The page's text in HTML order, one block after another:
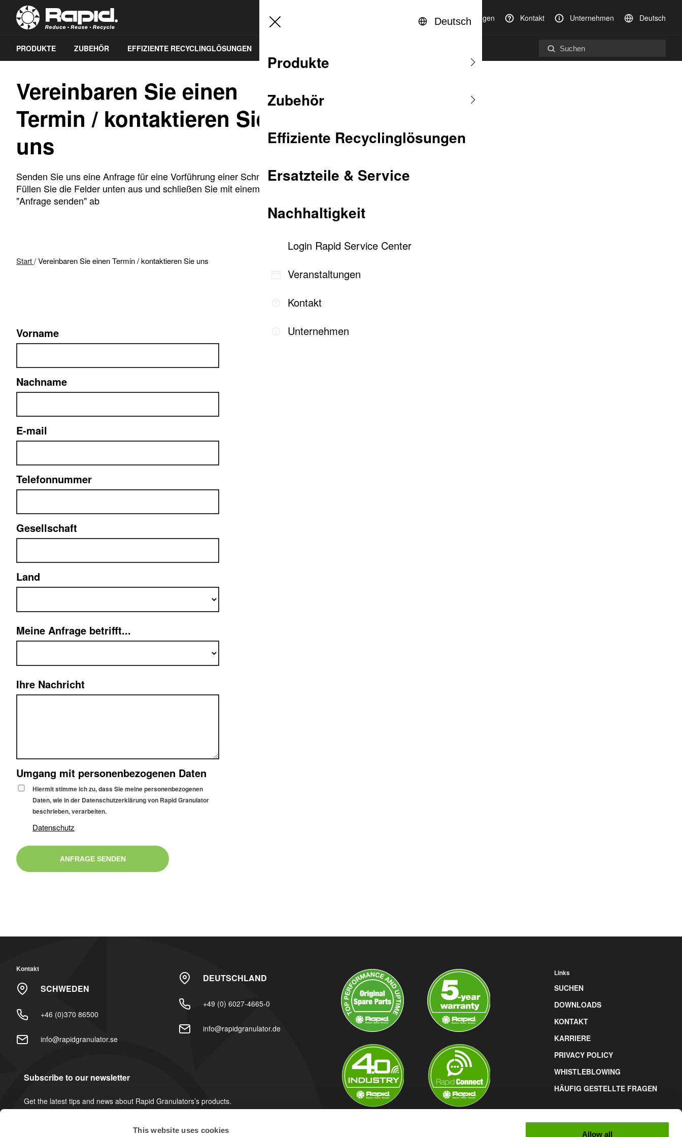
This website uses cookies Allow all
Veranstaltungen Kontakt Unternehmen Deutsch
PRODUKTE ZUBEHÖR EFFIZIENTE RECYCLINGLÖSUNGEN
Deutsch
Produkte
Zubehör
Effiziente Recyclinglösungen
Ersatzteile & Service
Nachhaltigkeit
Login Rapid Service Center
Veranstaltungen
Kontakt
Unternehmen
Vereinbaren Sie einen
Termin / kontaktieren Sie
uns
Senden Sie uns eine Anfrage für eine Vorführung einer Schneidmühle.
Füllen Sie die Felder unten aus und schließen Sie mit einem Klick auf
"Anfrage senden" ab
Start/Vereinbaren Sie einen Termin / kontaktieren Sie uns
Vorname
Nachname
E-mail
Telefonnummer
Gesellschaft
Land
Meine Anfrage betrifft...
Ihre Nachricht
Umgang mit personenbezogenen Daten
Hiermit stimme ich zu, dass Sie meine personenbezogenen
Daten, wie in der Datenschutzerklärung von Rapid Granulator
beschrieben, verarbeiten.
Datenschutz
Kontakt
SCHWEDEN
+46 (0)370 86500
info@rapidgranulator.se
DEUTSCHLAND
+49 (0) 6027-4665-0
info@rapidgranulator.de
Subscribe to our newsletter
Get the latest tips and news about Rapid Granulators’s products.
Links
SUCHEN
DOWNLOADS
KONTAKT
KARRIERE
PRIVACY POLICY
WHISTLEBLOWING
HÄUFIG GESTELLTE FRAGEN